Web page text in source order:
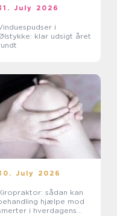
July 2026
i
klar udsigt året
July 2026
sådan kan
hjælpe mod
i hverdagens